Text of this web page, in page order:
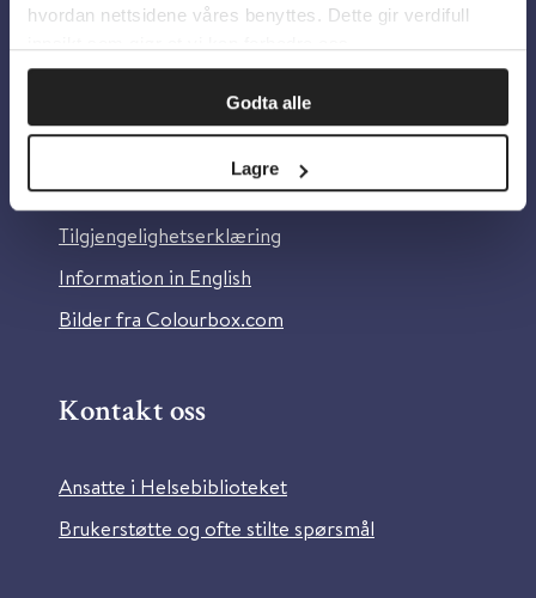
hvordan nettsidene våres benyttes. Dette gir verdifull
Godta alle
Lagre
Om oss
Personvern og informasjonskapsler
Tilgjengelighetserklæring
Information in English
Bilder fra Colourbox.com
Kontakt oss
Ansatte i Helsebiblioteket
Brukerstøtte og ofte stilte spørsmål